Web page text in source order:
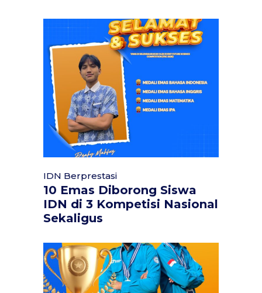
IDN Berprestasi
10 Emas Diborong Siswa
IDN di 3 Kompetisi Nasional
Sekaligus